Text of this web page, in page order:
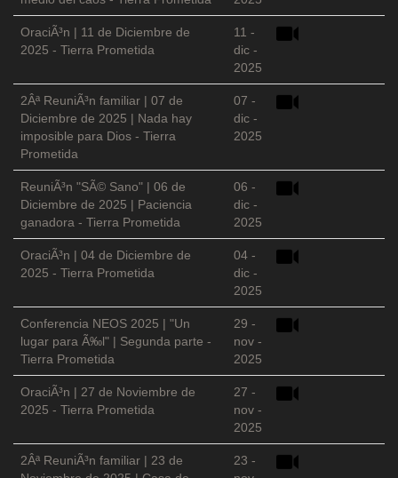
OraciÃ³n | 11 de Diciembre de
2025 - Tierra Prometida
11 -
dic -
2025
2Âª ReuniÃ³n familiar | 07 de
Diciembre de 2025 | Nada hay
imposible para Dios - Tierra
Prometida
07 -
dic -
2025
ReuniÃ³n "SÃ© Sano" | 06 de
Diciembre de 2025 | Paciencia
ganadora - Tierra Prometida
06 -
dic -
2025
OraciÃ³n | 04 de Diciembre de
2025 - Tierra Prometida
04 -
dic -
2025
Conferencia NEOS 2025 | "Un
lugar para Ã‰l" | Segunda parte -
Tierra Prometida
29 -
nov -
2025
OraciÃ³n | 27 de Noviembre de
2025 - Tierra Prometida
27 -
nov -
2025
2Âª ReuniÃ³n familiar | 23 de
23 -